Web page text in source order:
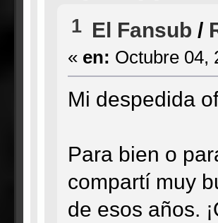
1 El Fansub /
« en: Octubre 04,
Mi despedida
Para bien o
compartí muy
de esos años.